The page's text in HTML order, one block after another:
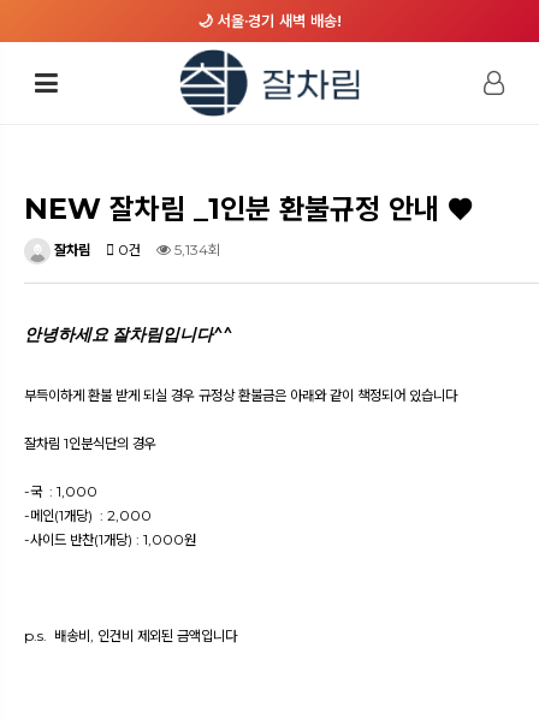
🌙 서울·경기 새벽 배송!
NEW 잘차림 _1인분 환불규정 안내 ♥
잘차림 0건 5,134회
안녕하세요 잘차림입니다^^
부득이하게 환불 받게 되실 경우 규정상 환불금은 아래와 같이 책정되어 있습니다
잘차림 1인분식단의 경우
-국 : 1,000
-메인(1개당) : 2,000
-사이드 반찬(1개당) : 1,000원
p.s. 배송비, 인건비 제외된 금액입니다